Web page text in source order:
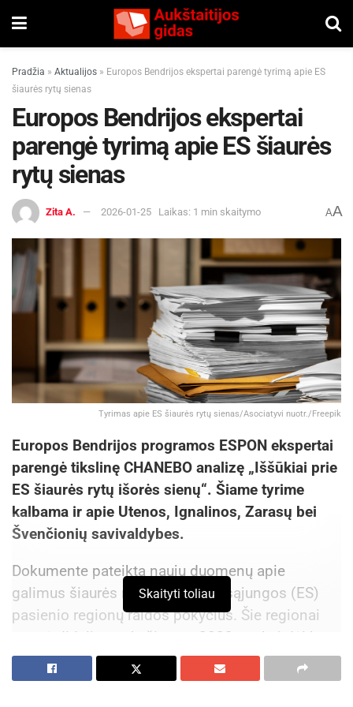
Pradžia » Aktualijos » Europos Bendrijos ekspertai parengė tyrimą apie ES
šiaurės rytų sienas
Europos Bendrijos ekspertai
parengė tyrimą apie ES šiaurės
rytų sienas
Zita A. 2026-01-25 Laikas: 1 min skaitymo AA
Tyrimas apie ES šiaurės rytų sienas/Asociatyvi nuotr./Freepik
Europos Bendrijos programos ESPON ekspertai
parengė tikslinę CHANEBO analizę „Iššūkiai prie
ES šiaurės rytų išorės sienų“. Šiame tyrime
kalbama ir apie Utenos, Ignalinos, Zarasų bei
Švenčionių savivaldybes.
Dokumente pateikta naujų duomenų apie
galimus šiaurės rytinių Europos sąjungos (ES)
pasienio regionų raidos pokyčius. Šie regionai
patyrė didelius pokyčius po 2022 m., kai dėl karo
Ukrainoje nutrūko prekybiniai ryšiai su Rusija ir
Baltarusija bei buvo sustabdytos tarpvalstybinio
Skaityti toliau